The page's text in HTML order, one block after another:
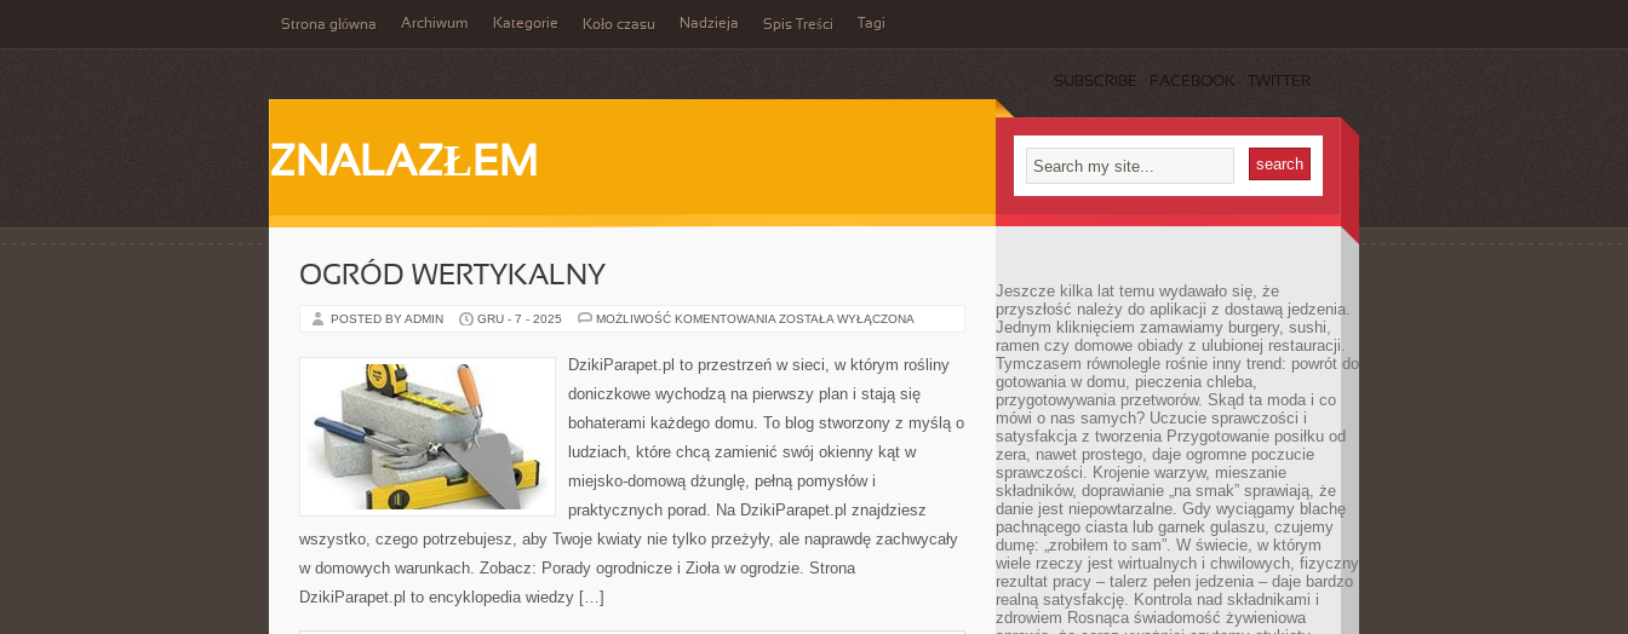
Strona główna Archiwum Kategorie Koło czasu Nadzieja Spis Treści Tagi
SUBSCRIBE FACEBOOK TWITTER
ZNALAZŁEM
OGRÓD WERTYKALNY
POSTED BY ADMIN GRU - 7 - 2025 MOŻLIWOŚĆ KOMENTOWANIA OGRÓD
ZOSTAŁA WYŁĄCZONA
DzikiParapet.pl to przestrzeń w sieci, w którym rośliny
doniczkowe wychodzą na pierwszy plan i stają się
bohaterami każdego domu. To blog stworzony z myślą o
ludziach, które chcą zamienić swój okienny kąt w
miejsko-domową dżunglę, pełną pomysłów i
praktycznych porad. Na DzikiParapet.pl znajdziesz
wszystko, czego potrzebujesz, aby Twoje kwiaty nie tylko przeżyły, ale naprawdę zachwycały
w domowych warunkach. Zobacz: Porady ogrodnicze i Zioła w ogrodzie. Strona
DzikiParapet.pl to encyklopedia wiedzy […]
Jeszcze kilka lat temu wydawało się, że
przyszłość należy do aplikacji z dostawą jedzenia.
Jednym kliknięciem zamawiamy burgery, sushi,
ramen czy domowe obiady z ulubionej restauracji.
Tymczasem równolegle rośnie inny trend: powrót do
gotowania w domu, pieczenia chleba,
przygotowywania przetworów. Skąd ta moda i co
mówi o nas samych? Uczucie sprawczości i
satysfakcja z tworzenia Przygotowanie posiłku od
zera, nawet prostego, daje ogromne poczucie
sprawczości. Krojenie warzyw, mieszanie
składników, doprawianie „na smak” sprawiają, że
danie jest niepowtarzalne. Gdy wyciągamy blachę
pachnącego ciasta lub garnek gulaszu, czujemy
dumę: „zrobiłem to sam”. W świecie, w którym
wiele rzeczy jest wirtualnych i chwilowych, fizyczny
rezultat pracy – talerz pełen jedzenia – daje bardzo
realną satysfakcję. Kontrola nad składnikami i
zdrowiem Rosnąca świadomość żywieniowa